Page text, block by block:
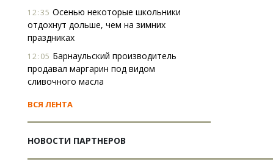
12:35 Осенью некоторые школьники
отдохнут дольше, чем на зимних
праздниках
12:05 Барнаульский производитель
продавал маргарин под видом
сливочного масла
ВСЯ ЛЕНТА
НОВОСТИ ПАРТНЕРОВ